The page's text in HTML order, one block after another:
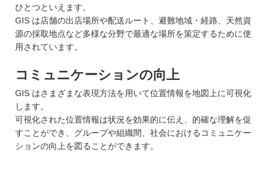
ひとつといえます。
GIS は店舗の出店場所や配送ルート、避難地域・経路、天然資
源の採取地点など多様な分野で最適な場所を策定するために使
用されています。
コミュニケーションの向上
GIS はさまざまな表現方法を用いて位置情報を地図上に可視化
します。
可視化された位置情報は状況を効果的に伝え、的確な理解を促
すことができ、グループや組織間、社会におけるコミュニケー
ションの向上を図ることができます。